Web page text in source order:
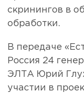
скринингов в
обработки.
В передаче
Россия 24
ЭЛТА Юрий
участии в